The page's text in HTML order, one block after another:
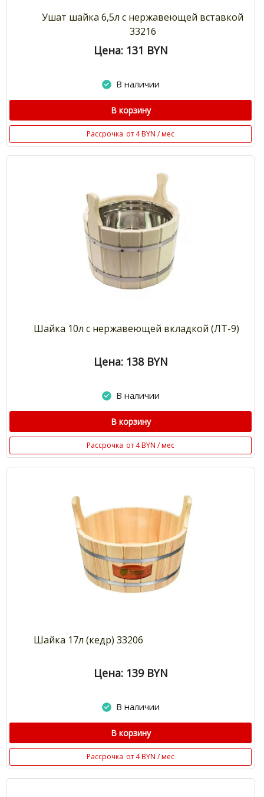
Ушат шайка 6,5л с нержавеющей вставкой
33216
Цена: 131 BYN
В наличии
В корзину
Рассрочка от 4 BYN / мес
Шайка 10л с нержавеющей вкладкой (ЛТ-9)
Цена: 138 BYN
В наличии
В корзину
Рассрочка от 4 BYN / мес
Шайка 17л (кедр) 33206
Цена: 139 BYN
В наличии
В корзину
Рассрочка от 4 BYN / мес